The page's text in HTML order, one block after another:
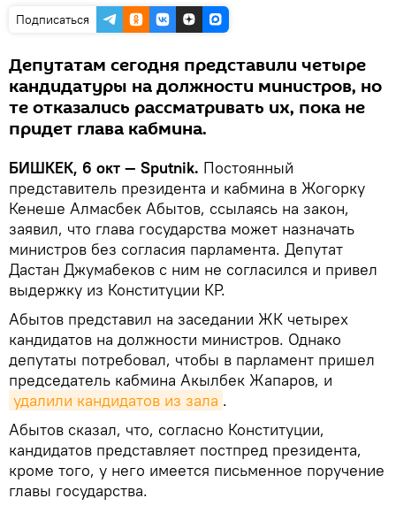
Подписаться
Депутатам сегодня представили четыре
кандидатуры на должности министров, но
те отказались рассматривать их, пока не
придет глава кабмина.
БИШКЕК, 6 окт — Sputnik. Постоянный
представитель президента и кабмина в Жогорку
Кенеше Алмасбек Абытов, ссылаясь на закон,
заявил, что глава государства может назначать
министров без согласия парламента. Депутат
Дастан Джумабеков с ним не согласился и привел
выдержку из Конституции КР.
Абытов представил на заседании ЖК четырех
кандидатов на должности министров. Однако
депутаты потребовал, чтобы в парламент пришел
председатель кабмина Акылбек Жапаров, и
удалили кандидатов из зала .
Абытов сказал, что, согласно Конституции,
кандидатов представляет постпред президента,
кроме того, у него имеется письменное поручение
главы государства.